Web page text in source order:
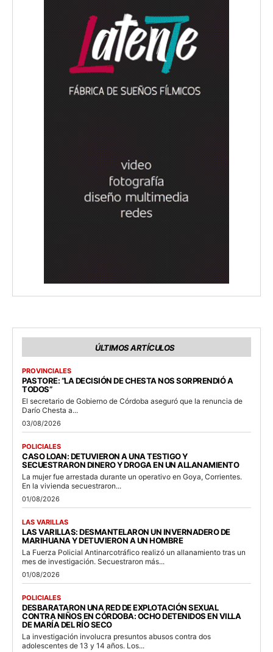
ÚLTIMOS ARTÍCULOS
PROVINCIALES
PASTORE: “LA DECISIÓN DE CHESTA NOS SORPRENDIÓ A
TODOS”
El secretario de Gobierno de Córdoba aseguró que la renuncia de
Darío Chesta a...
03/08/2026
POLICIALES
CASO LOAN: DETUVIERON A UNA TESTIGO Y
SECUESTRARON DINERO Y DROGA EN UN ALLANAMIENTO
La mujer fue arrestada durante un operativo en Goya, Corrientes.
En la vivienda secuestraron...
01/08/2026
LAS VARILLAS
LAS VARILLAS: DESMANTELARON UN INVERNADERO DE
MARIHUANA Y DETUVIERON A UN HOMBRE
La Fuerza Policial Antinarcotráfico realizó un allanamiento tras un
mes de investigación. Secuestraron más...
01/08/2026
POLICIALES
DESBARATARON UNA RED DE EXPLOTACIÓN SEXUAL
CONTRA NIÑOS EN CÓRDOBA: OCHO DETENIDOS EN VILLA
DE MARÍA DEL RÍO SECO
La investigación involucra presuntos abusos contra dos
adolescentes de 13 y 14 años. Los...